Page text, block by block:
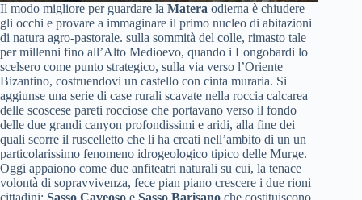
Il modo migliore per guardare la Matera odierna è chiudere
gli occhi e provare a immaginare il primo nucleo di abitazioni
di natura agro-pastorale. sulla sommità del colle, rimasto tale
per millenni fino all’Alto Medioevo, quando i Longobardi lo
scelsero come punto strategico, sulla via verso l’Oriente
Bizantino, costruendovi un castello con cinta muraria. Si
aggiunse una serie di case rurali scavate nella roccia calcarea
delle scoscese pareti rocciose che portavano verso il fondo
delle due grandi canyon profondissimi e aridi, alla fine dei
quali scorre il ruscelletto che li ha creati nell’ambito di un un
particolarissimo fenomeno idrogeologico tipico delle Murge.
Oggi appaiono come due anfiteatri naturali su cui, la tenace
volontà di sopravvivenza, fece pian piano crescere i due rioni
cittadini: Sasso Caveoso e Sasso Barisano che costi­tuiscono